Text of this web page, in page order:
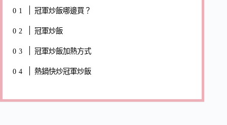
冠軍炒飯哪邊買？
冠軍炒飯
冠軍炒飯加熱方式
熱鍋快炒冠軍炒飯